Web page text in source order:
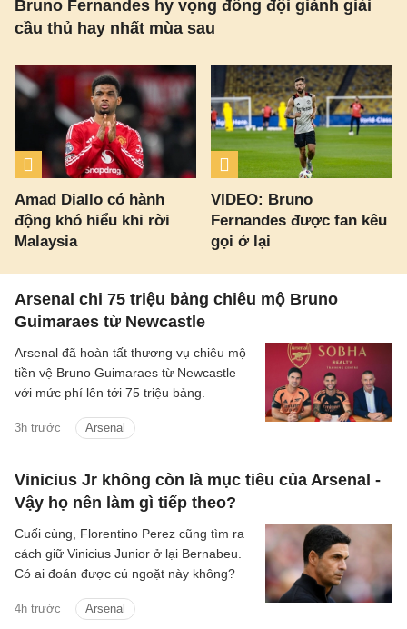
Bruno Fernandes hy vọng đồng đội giành giải
cầu thủ hay nhất mùa sau
Amad Diallo có hành
động khó hiểu khi rời
Malaysia
VIDEO: Bruno
Fernandes được fan kêu
gọi ở lại
Arsenal chi 75 triệu bảng chiêu mộ Bruno
Guimaraes từ Newcastle
3h trước Arsenal
Arsenal đã hoàn tất thương vụ chiêu mộ
tiền vệ Bruno Guimaraes từ Newcastle
với mức phí lên tới 75 triệu bảng.
Vinicius Jr không còn là mục tiêu của Arsenal -
Vậy họ nên làm gì tiếp theo?
4h trước Arsenal
Cuối cùng, Florentino Perez cũng tìm ra
cách giữ Vinicius Junior ở lại Bernabeu.
Có ai đoán được cú ngoặt này không?